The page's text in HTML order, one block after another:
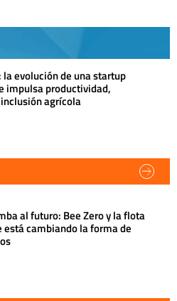
la evolución de una startup
impulsa productividad,
agrícola
al futuro: Bee Zero y la flota
está cambiando la forma de